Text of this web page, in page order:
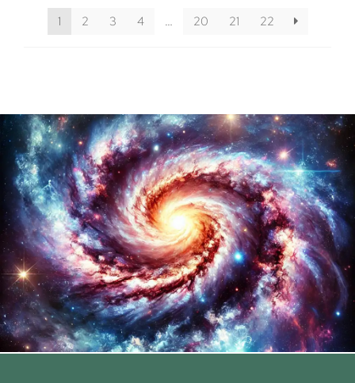
1 2 3 4 … 20 21 22